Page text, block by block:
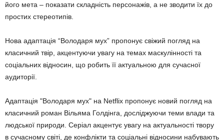
його мета – показати складність персонажів, а не зводити їх до
простих стереотипів.
Нова адаптація “Володаря мух” пропонує свіжий погляд на
класичний твір, акцентуючи увагу на темах маскулінності та
соціальних відносин, що робить її актуальною для сучасної
аудиторії.
Адаптація "Володаря мух" на Netflix пропонує новий погляд на
класичний роман Вільяма Голдінга, досліджуючи теми влади та
людської природи. Серіал акцентує увагу на актуальності твору
в сучасному світі, де конфлікти та соціальні відносини набувають